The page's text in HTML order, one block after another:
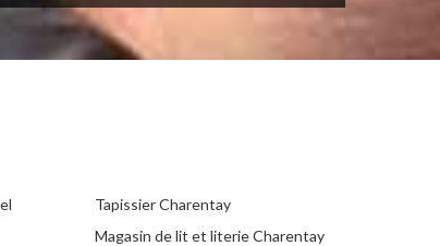
Tapissier Charentay
Magasin de lit et literie Charentay